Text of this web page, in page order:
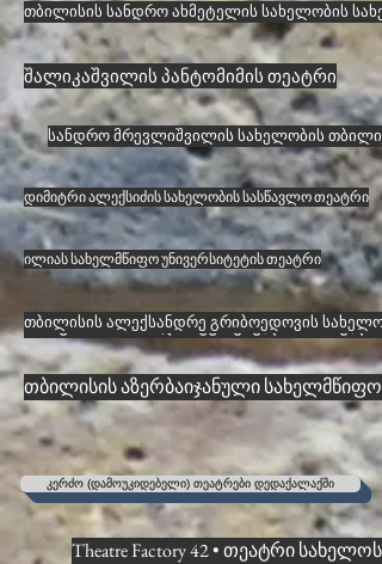
სოხუმის მოზარდ მაყურებელთა
თბილისის სანდრო ახმეტელის სახელობის
შალიკაშვილის პანტომიმის თეატრი
სანდრო მრევლიშვილის სახელობის
დიმიტრი ალექსიძის სახელობის სასწავლო თეატრი
ილიას სახელმწიფო უნივერსიტეტის თეატრი
თბილისის ალექსანდრე გრიბოედოვის
თბილისის აზერბაიჯანული
კერძო (დამოუკიდებელი) თეატრები დედაქალაქში
Theatre Factory 42 • თეატრი